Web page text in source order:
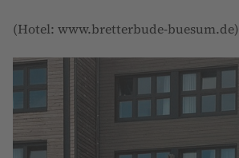
(Hotel: www.bretterbude-buesum.de)